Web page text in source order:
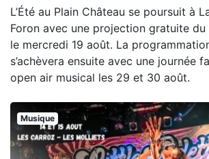
L’Été au Plain Château se poursuit à
Foron avec une projection gratuite du
le mercredi 19 août. La
s’achèvera ensuite avec une journée
open air musical les 29 et 30 août.
Musique